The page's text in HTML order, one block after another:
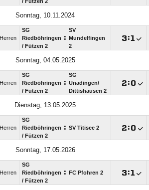
/​ Fützen 2
Sonntag, 10.11.2024
Herren
SG
Riedböhringen
/​ Fützen 2
:
SV
Mundelfingen
2
:
Sonntag, 04.05.2025
Herren
SG
Riedböhringen
/​ Fützen 2
:
SG
Unadingen/​
Dittishausen 2
:
Dienstag, 13.05.2025
Herren
SG
Riedböhringen
/​ Fützen 2
: SV Titisee 2 :
Sonntag, 17.05.2026
Herren
SG
Riedböhringen
/​ Fützen 2
: FC Pfohren 2 :